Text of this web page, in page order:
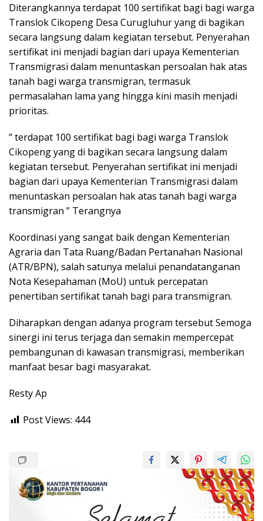
Diterangkannya terdapat 100 sertifikat bagi bagi warga
Translok Cikopeng Desa Curugluhur yang di bagikan
secara langsung dalam kegiatan tersebut. Penyerahan
sertifikat ini menjadi bagian dari upaya Kementerian
Transmigrasi dalam menuntaskan persoalan hak atas
tanah bagi warga transmigran, termasuk
permasalahan lama yang hingga kini masih menjadi
prioritas.
” terdapat 100 sertifikat bagi bagi warga Translok
Cikopeng yang di bagikan secara langsung dalam
kegiatan tersebut. Penyerahan sertifikat ini menjadi
bagian dari upaya Kementerian Transmigrasi dalam
menuntaskan persoalan hak atas tanah bagi warga
transmigran ” Terangnya
Koordinasi yang sangat baik dengan Kementerian
Agraria dan Tata Ruang/Badan Pertanahan Nasional
(ATR/BPN), salah satunya melalui penandatanganan
Nota Kesepahaman (MoU) untuk percepatan
penertiban sertifikat tanah bagi para transmigran.
Diharapkan dengan adanya program tersebut Semoga
sinergi ini terus terjaga dan semakin mempercepat
pembangunan di kawasan transmigrasi, memberikan
manfaat besar bagi masyarakat.
Resty Ap
Post Views: 444